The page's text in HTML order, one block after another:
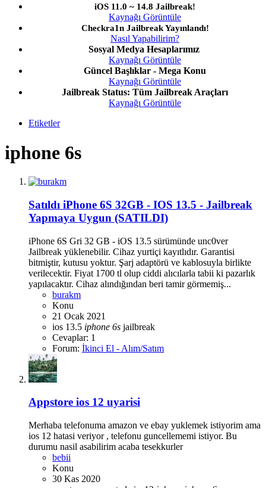
iOS 11.0 ~ 14.8 Jailbreak!
Kaynağı Görüntüle
Checkra1n Jailbreak Yayınlandı!
Nasıl Yapabilirim?
Sosyal Medya Hesaplarımız
Kaynağı Görüntüle
Güncel Başlıklar - Mega Konu
Kaynağı Görüntüle
Jailbreak Status: Tüm Jailbreak Araçları
Kaynağı Görüntüle
Etiketler
iphone 6s
Satıldı iPhone 6S 32GB - IOS 13.5 - Jailbreak
Yapmaya Uygun (SATILDI)
iPhone 6S Gri 32 GB - iOS 13.5 sürümünde unc0ver
Jailbreak yüklenebilir. Cihaz yurtiçi kayıtlıdır. Garantisi
bitmiştir, kutusu yoktur. Şarj adaptörü ve kablosuyla birlikte
verilecektir. Fiyat 1700 tl olup ciddi alıcılarla tabii ki pazarlık
yapılacaktır. Cihaz alındığından beri tamir görmemiş...
burakm
Konu
21 Ocak 2021
ios 13.5 iphone 6s jailbreak
Cevaplar: 1
Forum: İkinci El - Alım/Satım
Appstore ios 12 uyarisi
Merhaba telefonuma amazon ve ebay yuklemek istiyorim ama
ios 12 hatasi veriyor , telefonu guncellememi istiyor. Bu
durumu nasil asabilirim acaba tesekkurler
bebii
Konu
30 Kas 2020